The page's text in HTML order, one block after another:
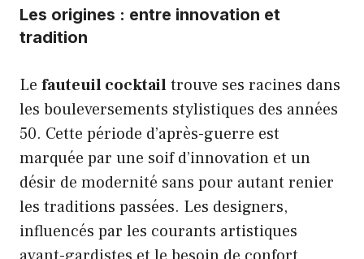
Les origines : entre innovation et
tradition
Le fauteuil cocktailtrouve ses racines dans
les bouleversements stylistiques des années
50. Cette période d’après-guerre est
marquée par une soif d’innovation et un
désir de modernité sans pour autant renier
les traditions passées. Les designers,
influencés par les courants artistiques